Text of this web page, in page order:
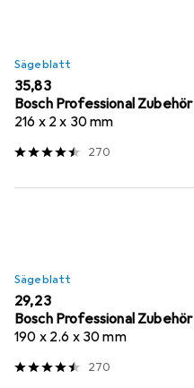
Sägeblatt
EUR
35,83
Bosch Professional Zubehör
216 x 2 x 30 mm
270
Sägeblatt
EUR
29,23
Bosch Professional Zubehör
190 x 2.6 x 30 mm
270